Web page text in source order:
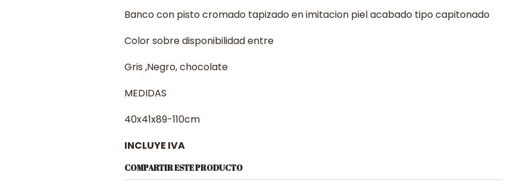
Banco con pisto cromado tapizado en imitacion piel acabado tipo capitonado
Color sobre disponibilidad entre
Gris ,Negro, chocolate
MEDIDAS
40x41x89-110cm
INCLUYE IVA
COMPARTIR ESTE PRODUCTO